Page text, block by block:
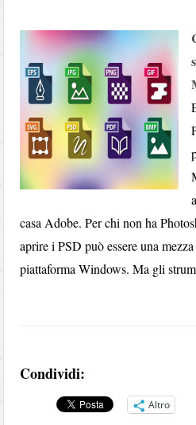
casa Adobe. Per chi non ha
aprire i PSD può essere una
piattaforma Windows. Ma gli
Condividi:
Altro